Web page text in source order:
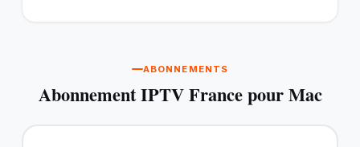
ABONNEMENTS
Abonnement IPTV France pour Mac